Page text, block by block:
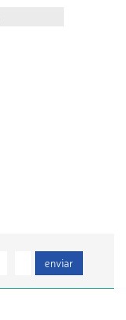
enviar